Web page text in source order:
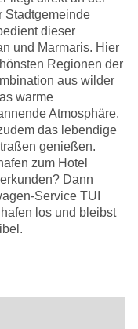
Stadtgemeinde
dieser
und Marmaris. Hier
Regionen der
aus wilder
warme
Atmosphäre.
das lebendige
genießen.
zum Hotel
Dann
Service TUI
los und bleibst